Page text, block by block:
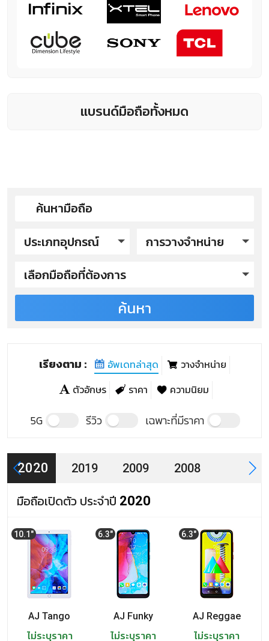
แบรนด์มือถือทั้งหมด
ประเภทอุปกรณ์
การวางจำหน่าย
เลือกมือถือที่ต้องการ
AJ Funky
AJ Reggae
AJ A7
AJ PUNK
AJ RAP
AJ DANCE
AJ ROCK and ROLL
AJ รุ่นปี 2019
AJ F2
AJ POP
ค้นหา
เรียงตาม : อัพเดทล่าสุด
วางจำหน่าย
ตัวอักษร
ราคา ความนิยม
5G รีวิว เฉพาะที่มีราคา
2020 2019 2009 2008
มือถือเปิดตัว ประจำปี 2020
AJ Tango
ไม่ระบุราคา
10.1"
AJ Funky
ไม่ระบุราคา
6.3"
AJ Reggae
ไม่ระบุราคา
6.3"